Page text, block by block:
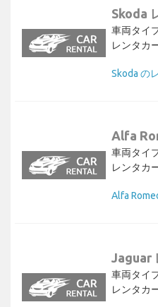
Skoda
車両タイ
レンタカ
Skoda の
Alfa
車両タイ
レンタカ
Alfa
Jaguar
車両タイ
レンタカ